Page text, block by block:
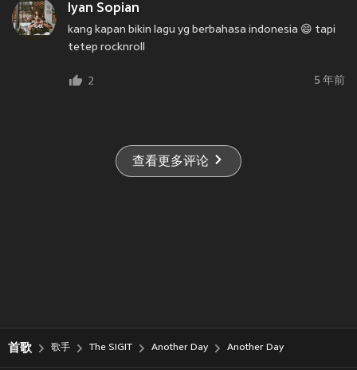
Iyan Sopian
kang kapan bikin lagu yg berbahasa indonesia 😄 tapi
tetep rocknroll
2 5 年前
查看更多评论
首歌 歌手 The SIGIT Another Day Another Day